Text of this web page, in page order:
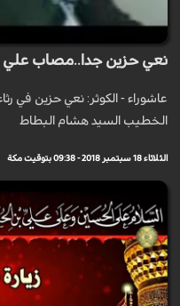
نعي حزين جدا..مصاب علي
عاشوراء - الكوثر: نعي حزين في
الخطيب السيد هشام البطاط
الثلاثاء 18 سبتمبر 2018 - 09:38 بتوقيت مكة